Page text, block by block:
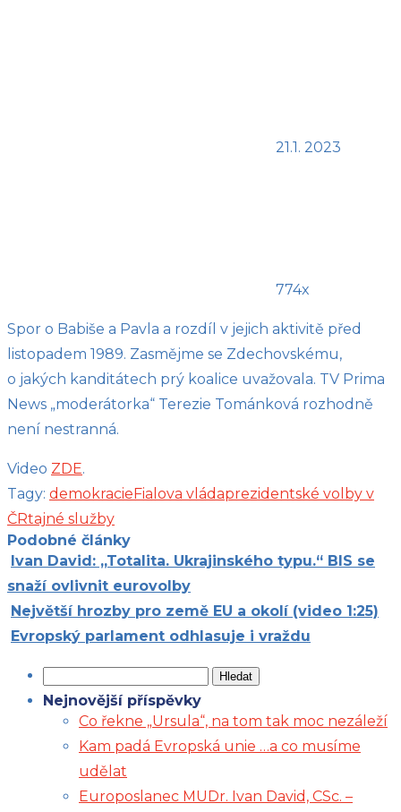
21.1. 2023
774x
Spor o Babiše a Pavla a rozdíl v jejich aktivitě před
listopadem 1989. Zasmějme se Zdechovskému,
o jakých kanditátech prý koalice uvažovala. TV Prima
News „moderátorka“ Terezie Tománková rozhodně
není nestranná.
Video ZDE.
Tagy: demokracie Fialova vládaprezidentské volby v
ČRtajné služby
Podobné články
Ivan David: „Totalita. Ukrajinského typu.“ BIS se
snaží ovlivnit eurovolby
Největší hrozby pro země EU a okolí (video 1:25)
Evropský parlament odhlasuje i vraždu
Nejnovější příspěvky
Co řekne „Ursula“, na tom tak moc nezáleží
Kam padá Evropská unie …a co musíme
udělat
Europoslanec MUDr. Ivan David, CSc. –